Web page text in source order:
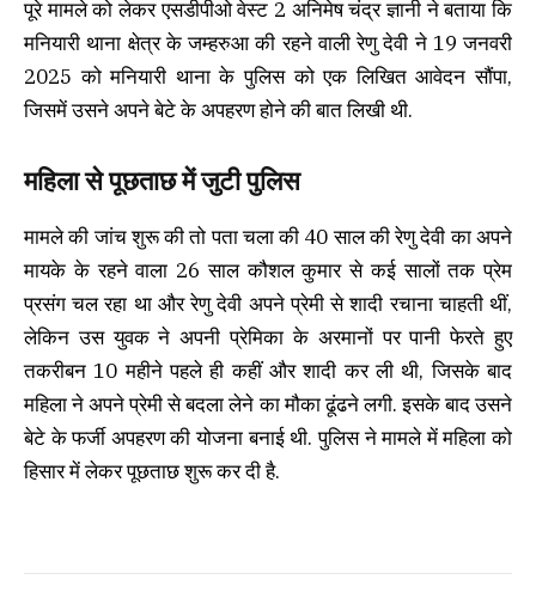
पूरे मामले को लेकर एसडीपीओ वेस्ट 2 अनिमेष चंद्र ज्ञानी ने बताया कि
मनियारी थाना क्षेत्र के जम्हरुआ की रहने वाली रेणु देवी ने 19 जनवरी
2025 को मनियारी थाना के पुलिस को एक लिखित आवेदन सौंपा,
जिसमें उसने अपने बेटे के अपहरण होने की बात लिखी थी.
महिला से पूछताछ में जुटी पुलिस
मामले की जांच शुरू की तो पता चला की 40 साल की रेणु देवी का अपने
मायके के रहने वाला 26 साल कौशल कुमार से कई सालों तक प्रेम
प्रसंग चल रहा था और रेणु देवी अपने प्रेमी से शादी रचाना चाहती थीं,
लेकिन उस युवक ने अपनी प्रेमिका के अरमानों पर पानी फेरते हुए
तकरीबन 10 महीने पहले ही कहीं और शादी कर ली थी, जिसके बाद
महिला ने अपने प्रेमी से बदला लेने का मौका ढूंढने लगी. इसके बाद उसने
बेटे के फर्जी अपहरण की योजना बनाई थी. पुलिस ने मामले में महिला को
हिसार में लेकर पूछताछ शुरू कर दी है.